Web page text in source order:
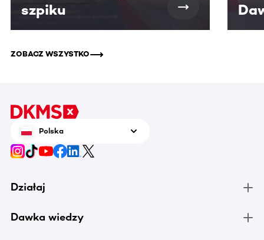
szpiku
ZOBACZ WSZYSTKO
Polska
Działaj
Dawka wiedzy